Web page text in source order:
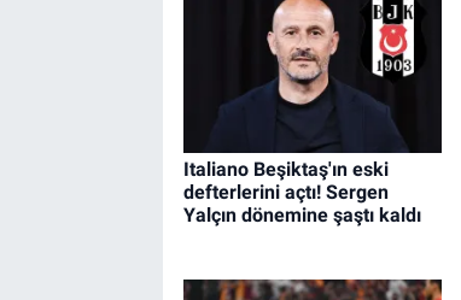
Italiano Beşiktaş'ın eski
defterlerini açtı! Sergen
Yalçın dönemine şaştı kaldı